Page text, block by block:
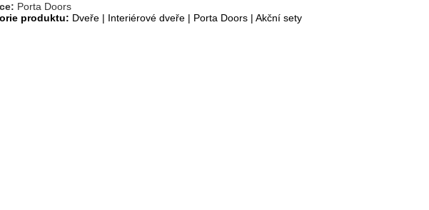
Porta Doors
produktu: Dveře | Interiérové dveře | Porta Doors |Akční sety